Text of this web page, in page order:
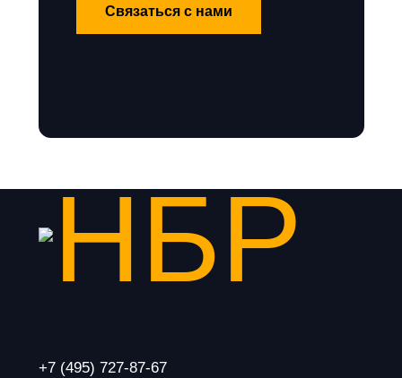
Связаться с нами
+7 (495) 727-87-67